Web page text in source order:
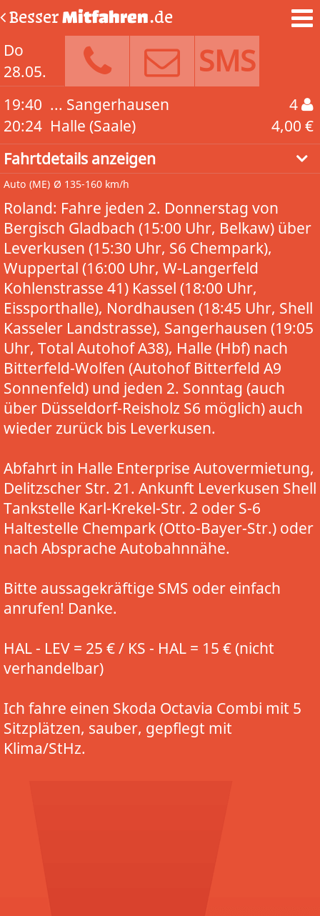
BesserMitfahren.de
Do
28.05.
SMS
19:40
20:24
... Sangerhausen
Halle (Saale)
4
4,00 €
Fahrtdetails anzeigen
Auto (ME) Ø 135-160 km/h
Roland: Fahre jeden 2. Donnerstag von
Bergisch Gladbach (15:00 Uhr, Belkaw) über
Leverkusen (15:30 Uhr, S6 Chempark),
Wuppertal (16:00 Uhr, W-Langerfeld
Kohlenstrasse 41) Kassel (18:00 Uhr,
Eissporthalle), Nordhausen (18:45 Uhr, Shell
Kasseler Landstrasse), Sangerhausen (19:05
Uhr, Total Autohof A38), Halle (Hbf) nach
Bitterfeld-Wolfen (Autohof Bitterfeld A9
Sonnenfeld) und jeden 2. Sonntag (auch
über Düsseldorf-Reisholz S6 möglich) auch
wieder zurück bis Leverkusen.
Abfahrt in Halle Enterprise Autovermietung,
Delitzscher Str. 21. Ankunft Leverkusen Shell
Tankstelle Karl-Krekel-Str. 2 oder S-6
Haltestelle Chempark (Otto-Bayer-Str.) oder
nach Absprache Autobahnnähe.
Bitte aussagekräftige SMS oder einfach
anrufen! Danke.
HAL - LEV = 25 € / KS - HAL = 15 € (nicht
verhandelbar)
Ich fahre einen Skoda Octavia Combi mit 5
Sitzplätzen, sauber, gepflegt mit
Klima/StHz.